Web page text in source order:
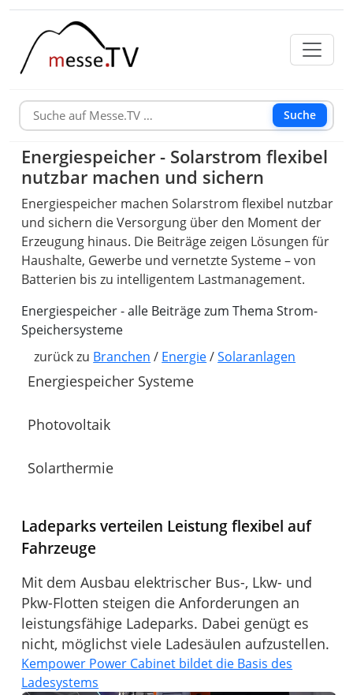
Suche
Energiespeicher - Solarstrom flexibel
nutzbar machen und sichern
Energiespeicher machen Solarstrom flexibel nutzbar
und sichern die Versorgung über den Moment der
Erzeugung hinaus. Die Beiträge zeigen Lösungen für
Haushalte, Gewerbe und vernetzte Systeme – von
Batterien bis zu intelligentem Lastmanagement.
Energiespeicher - alle Beiträge zum Thema Strom-
Speichersysteme
zurück zu Branchen / Energie/Solaranlagen
Energiespeicher Systeme
Photovoltaik
Solarthermie
Ladeparks verteilen Leistung flexibel auf
Fahrzeuge
Mit dem Ausbau elektrischer Bus-, Lkw- und
Pkw-Flotten steigen die Anforderungen an
leistungsfähige Ladeparks. Dabei genügt es
nicht, möglichst viele Ladesäulen aufzustellen.
Kempower Power Cabinet bildet die Basis des
Ladesystems